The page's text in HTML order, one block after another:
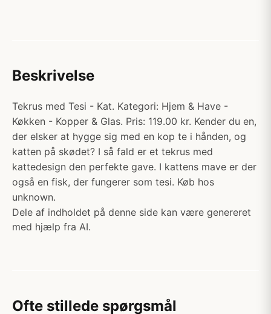
Beskrivelse
Tekrus med Tesi - Kat. Kategori: Hjem & Have -
Køkken - Kopper & Glas. Pris: 119.00 kr. Kender du en,
der elsker at hygge sig med en kop te i hånden, og
katten på skødet? I så fald er et tekrus med
kattedesign den perfekte gave. I kattens mave er der
også en fisk, der fungerer som tesi. Køb hos
unknown.
Dele af indholdet på denne side kan være genereret
med hjælp fra AI.
Ofte stillede spørgsmål